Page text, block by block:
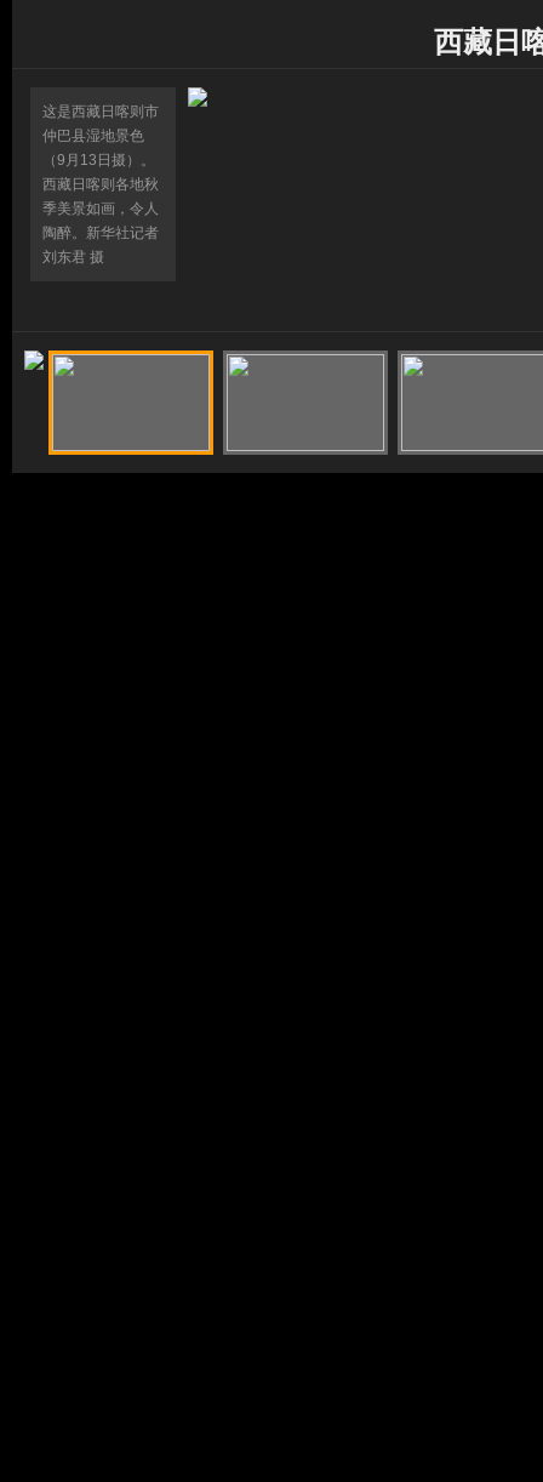
西藏日
这是西藏日喀则市
仲巴县湿地景色
（9月13日摄）。
西藏日喀则各地秋
季美景如画，令人
陶醉。新华社记者
刘东君 摄